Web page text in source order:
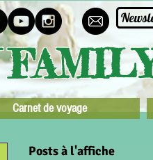
Carnet de voyage
Posts à l'affiche